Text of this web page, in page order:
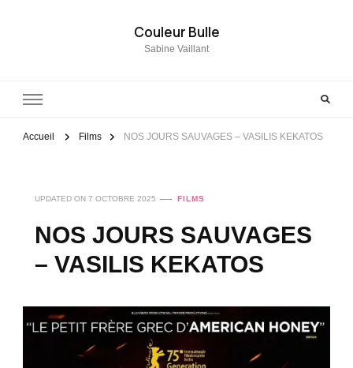
Couleur Bulle
Sabine Vaillant
Accueil Films NOS JOURS SAUVAGES – VASILIS KEKATOS
UPDATED ON 7 OCTOBRE 2025 FILMS
NOS JOURS SAUVAGES
– VASILIS KEKATOS